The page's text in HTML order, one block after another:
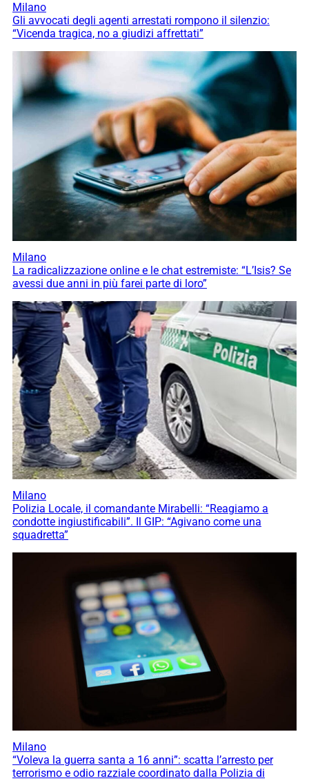
Milano
Gli avvocati degli agenti arrestati rompono il silenzio:
“Vicenda tragica, no a giudizi affrettati”
Milano
La radicalizzazione online e le chat estremiste: “L’Isis? Se
avessi due anni in più farei parte di loro”
Milano
Polizia Locale, il comandante Mirabelli: “Reagiamo a
condotte ingiustificabili”. Il GIP: “Agivano come una
squadretta”
Milano
“Voleva la guerra santa a 16 anni”: scatta l’arresto per
terrorismo e odio razziale coordinato dalla Polizia di